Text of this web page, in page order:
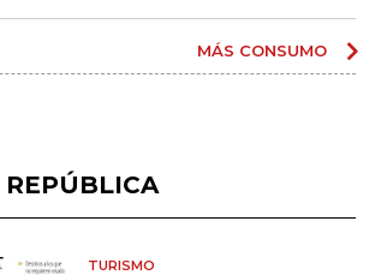
MÁS CONSUMO
TURISMO